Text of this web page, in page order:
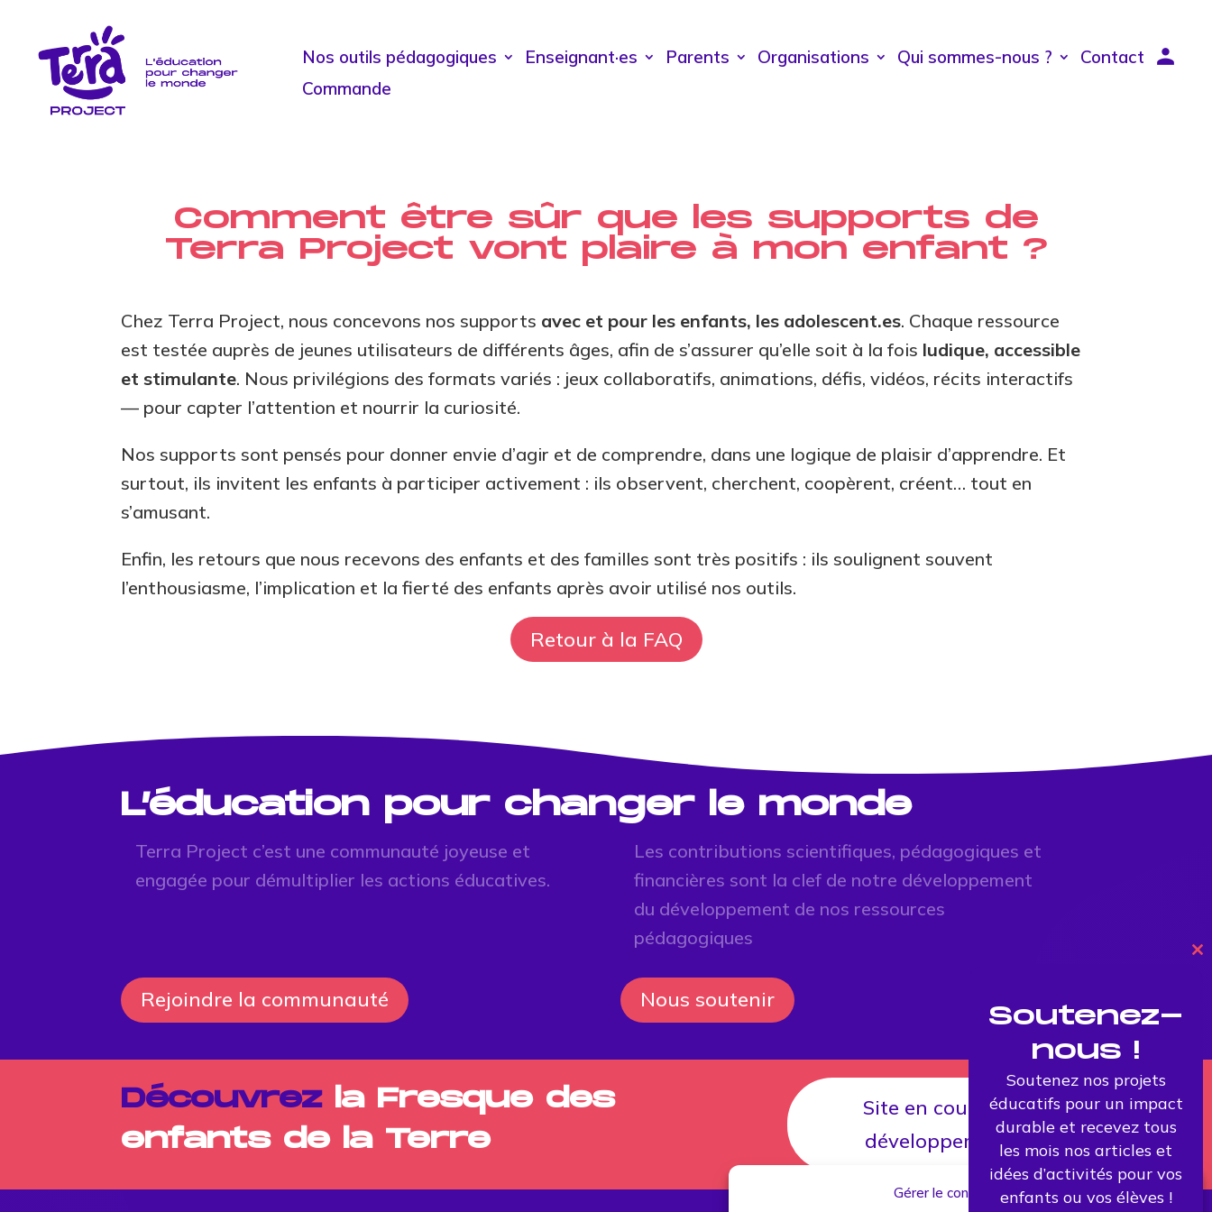
Gérer le consentement
Nos outils pédagogiques Enseignant·es Parents Organisations Qui sommes-nous ?
Contact
Commande
Comment être sûr que les supports de
Terra Project vont plaire à mon enfant ?
Chez Terra Project, nous concevons nos supports avec et pour les enfants, les adolescent.es. Chaque ressource
est testée auprès de jeunes utilisateurs de différents âges, afin de s’assurer qu’elle soit à la fois ludique, accessible
et stimulante. Nous privilégions des formats variés : jeux collaboratifs, animations, défis, vidéos, récits interactifs
— pour capter l’attention et nourrir la curiosité.
Nos supports sont pensés pour donner envie d’agir et de comprendre, dans une logique de plaisir d’apprendre. Et
surtout, ils invitent les enfants à participer activement : ils observent, cherchent, coopèrent, créent… tout en
s’amusant.
Enfin, les retours que nous recevons des enfants et des familles sont très positifs : ils soulignent souvent
l’enthousiasme, l’implication et la fierté des enfants après avoir utilisé nos outils.
Retour à la FAQ
L’éducation pour changer le monde
Terra Project c’est une communauté joyeuse et
engagée pour démultiplier les actions éducatives.
Les contributions scientifiques, pédagogiques et
financières sont la clef de notre développement
du développement de nos ressources
pédagogiques
Rejoindre la communauté Nous soutenir
Découvrez la Fresque des
enfants de la Terre
Site en cours de
développement
Soutenez-
nous !
Soutenez nos projets
éducatifs pour un impact
durable et recevez tous
les mois nos articles et
idées d’activités pour vos
enfants ou vos élèves !